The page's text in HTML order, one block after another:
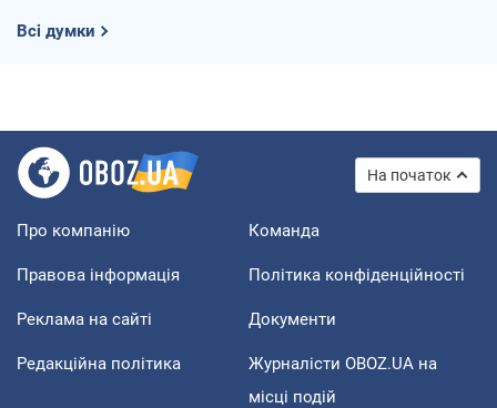
Всі думки
На початок
Про компанію Команда
Правова інформація Політика конфіденційності
Реклама на сайті Документи
Редакційна політика
Журналісти OBOZ.UA на
місці подій